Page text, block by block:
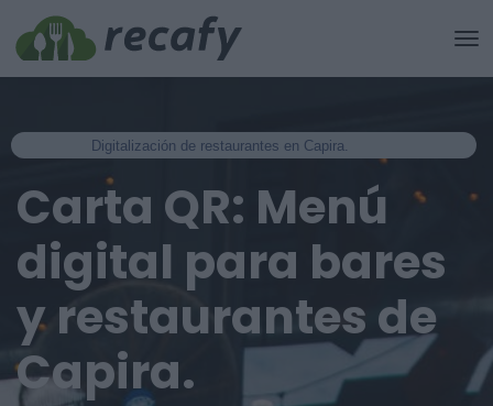
Digitalización de restaurantes en Capira.
Carta QR: Menú
digital para bares
y restaurantes de
Capira.